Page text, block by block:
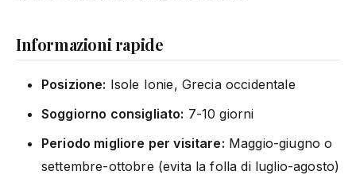
Informazioni rapide
Posizione: Isole Ionie, Grecia occidentale
Soggiorno consigliato: 7-10 giorni
Periodo migliore per visitare: Maggio-giugno o
settembre-ottobre (evita la folla di luglio-agosto)